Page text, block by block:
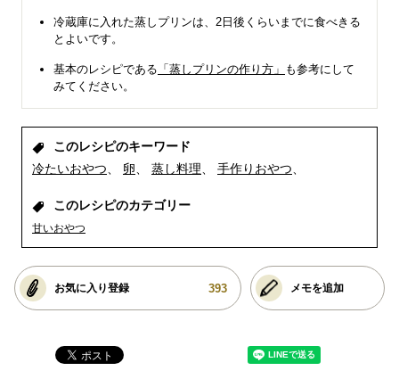
冷蔵庫に入れた蒸しプリンは、2日後くらいまでに食べきる
とよいです。
基本のレシピである 「蒸しプリンの作り方」 も参考にして
みてください。
このレシピのキーワード
冷たいおやつ
卵 蒸し料理 手作りおやつ
このレシピのカテゴリー
甘いおやつ
お気に入り登録 393 メモを追加